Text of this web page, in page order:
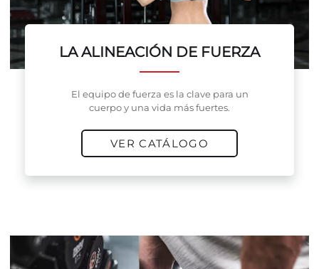
LA ALINEACIÓN DE FUERZA
El equipo de fuerza es la clave para un
cuerpo y una vida más fuertes.
VER CATÁLOGO